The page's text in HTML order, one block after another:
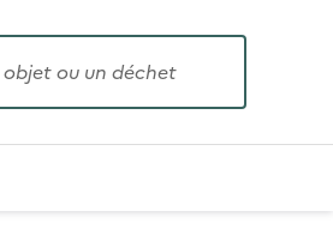
Entrez